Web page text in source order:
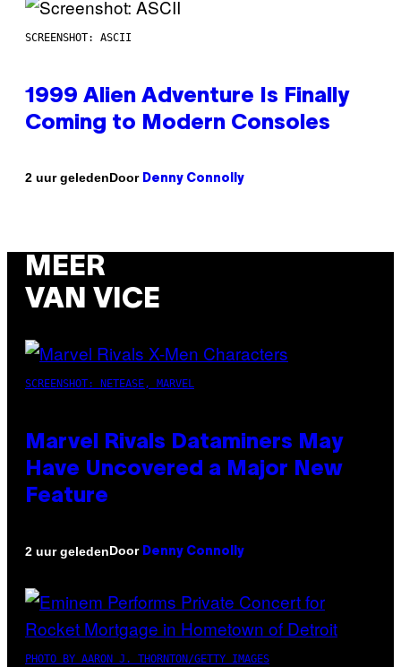
SCREENSHOT: ASCII
1999 Alien Adventure Is Finally
Coming to Modern Consoles
2 uur geledenDoor Denny Connolly
MEER
VAN VICE
SCREENSHOT: NETEASE, MARVEL
Marvel Rivals Dataminers May
Have Uncovered a Major New
Feature
2 uur geledenDoor Denny Connolly
PHOTO BY AARON J. THORNTON/GETTY IMAGES